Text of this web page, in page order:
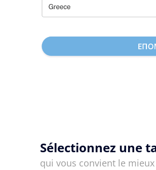
Sélectionnez une
qui vous convient le mieux